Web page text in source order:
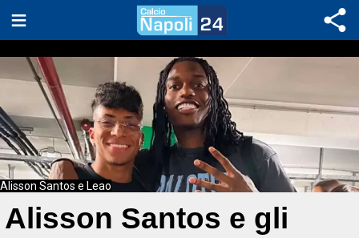
Alisson Santos e Leao
Alisson Santos e gli